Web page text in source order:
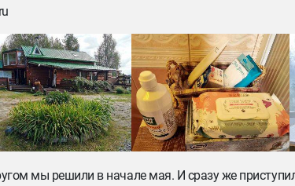
мы решили в начале мая. И сразу же